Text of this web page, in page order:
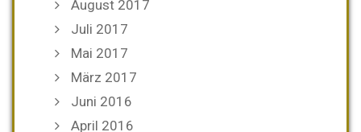
August 2017
Juli 2017
Mai 2017
März 2017
Juni 2016
April 2016